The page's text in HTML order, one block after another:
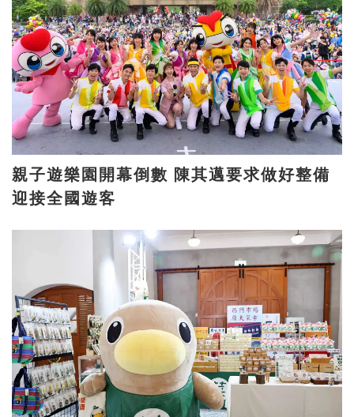
親子遊樂園開幕倒數 陳其邁要求做好整備
迎接全國遊客